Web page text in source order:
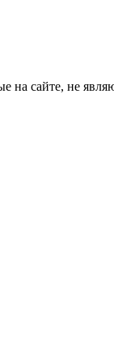
на сайте, не